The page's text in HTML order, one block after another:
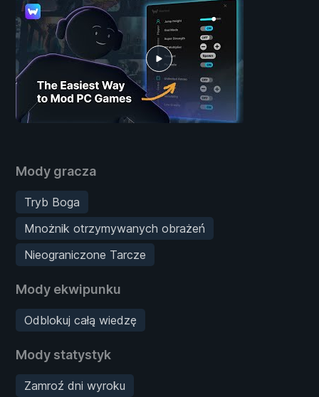
Mody gracza
Tryb Boga
Mnożnik otrzymywanych obrażeń
Nieograniczone Tarcze
Mody ekwipunku
Odblokuj całą wiedzę
Mody statystyk
Zamroź dni wyroku